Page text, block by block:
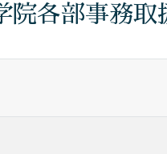
院各部事務取